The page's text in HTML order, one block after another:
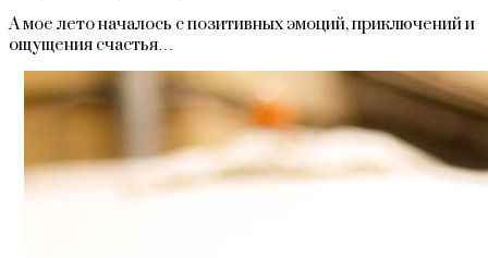
А мое лето началось с позитивных эмоций, приключений и
ощущения счастья…